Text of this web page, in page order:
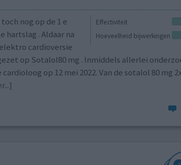
Effectiviteit
Hoeveelheid bijwerkingen
nog op de 1 e
hartslag . Aldaar na
cardioversie
op Sotalol80 mg . Inmiddels allerlei
op 12 mei 2022. Van de sotalol 80 mg